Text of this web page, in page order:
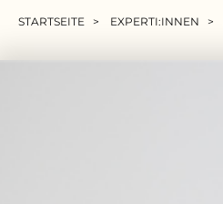
STARTSEITE EXPERTI:INNEN